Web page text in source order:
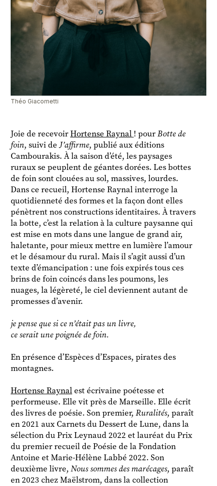
Théo Giacometti
Joie de recevoirHortense Raynal ! pourBotte de
foin, suivi deJ’affirme, publié aux éditions
Cambourakis. À la saison d’été, les paysages
ruraux se peuplent de géantes dorées. Les bottes
de foin sont clouées au sol, massives, lourdes.
Dans ce recueil, Hortense Raynal interroge la
quotidienneté des formes et la façon dont elles
pénètrent nos constructions identitaires. À travers
la botte, c’est la relation à la culture paysanne qui
est mise en mots dans une langue de grand air,
haletante, pour mieux mettre en lumière l’amour
et le désamour du rural. Mais il s’agit aussi d’un
texte d’émancipation : une fois expirés tous ces
brins de foin coincés dans les poumons, les
nuages, la légèreté, le ciel deviennent autant de
promesses d’avenir.
je pense que si ce n’était pas un livre,
ce serait une poignée de foin.
En présence d’Espèces d’Espaces, pirates des
montagnes.
Hortense Raynalest écrivaine poétesse et
performeuse. Elle vit près de Marseille. Elle écrit
des livres de poésie. Son premier, Ruralités, paraît
en 2021 aux Carnets du Dessert de Lune, dans la
sélection du Prix Leynaud 2022 et lauréat du Prix
du premier recueil de Poésie de la Fondation
Antoine et Marie-Hélène Labbé 2022. Son
deuxième livre, Nous sommes des marécages, paraît
en 2023 chez Maëlstrom, dans la collection